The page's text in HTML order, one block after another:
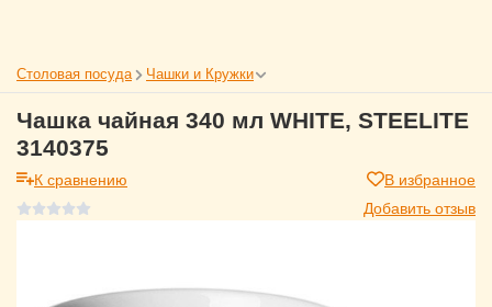
Столовая посуда Чашки и Кружки
Чашка чайная 340 мл WHITE, STEELITE
3140375
К сравнению
В избранное
Добавить отзыв